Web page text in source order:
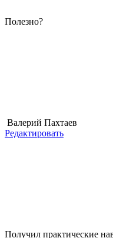
Полезно?
Валерий Пахтаев
Редактировать
Получил практические